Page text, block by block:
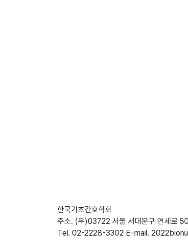
한국기초간호학회
주소. (우)03722 서울 서대문구 연세로
Tel. 02-2228-3302 E-mail.